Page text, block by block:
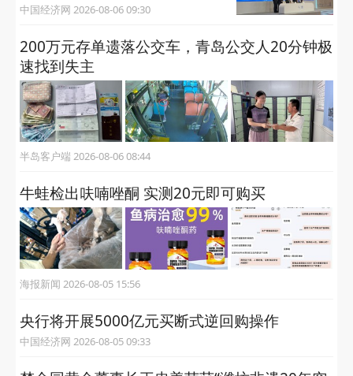
中国经济网 2026-08-06 09:30
200万元存单遗落公交车，青岛公交人20分钟极
速找到失主
半岛客户端 2026-08-06 08:44
牛蛙检出呋喃唑酮 实测20元即可购买
海报新闻 2026-08-05 15:56
央行将开展5000亿元买断式逆回购操作
中国经济网 2026-08-05 09:33